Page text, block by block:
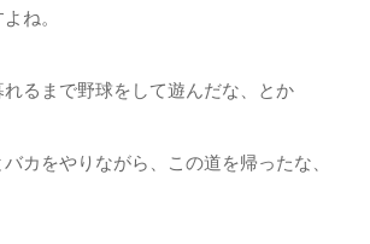
ね。
るまで野球をして遊んだな、とか
カをやりながら、この道を帰ったな、